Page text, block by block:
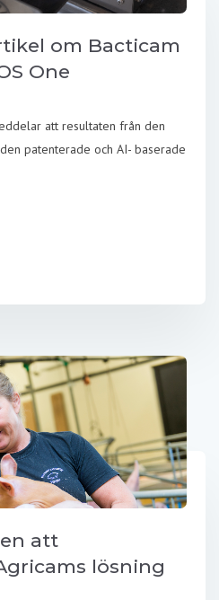
om Bacticam
One
att resultaten från den
patenterade och AI- baserade
att
lösning